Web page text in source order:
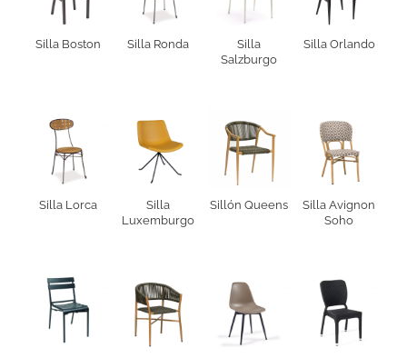
Silla Boston Silla Ronda
Silla
Salzburgo
Silla Orlando
Silla Lorca
Silla
Luxemburgo
Sillón Queens
Silla Avignon
Soho